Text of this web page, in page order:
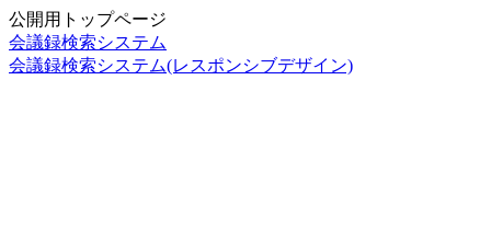
公開用トップページ
会議録検索システム
会議録検索システム(レスポンシブデザイン)